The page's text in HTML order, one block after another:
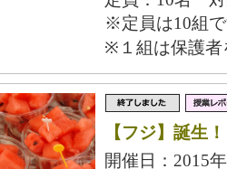
※定員は10組
※１組は保護者
【フジ】誕生
開催日：2015